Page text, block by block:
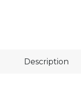
Description